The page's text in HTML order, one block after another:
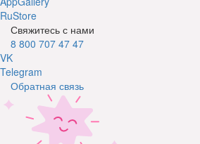
RuStore
Свяжитесь с нами
8 800 707 47 47
VK
Telegram
Обратная связь